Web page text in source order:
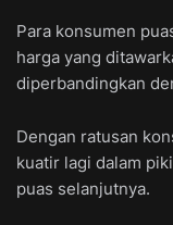
Para konsumen
harga yang
diperbandingkan
Dengan ratusan
kuatir lagi dalam
puas selanjutnya.